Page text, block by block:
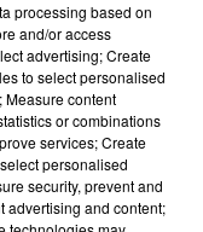
Vierge
processing based on
and/or access
advertising; Create
to select personalised
Measure content
or combinations
services; Create
personalised
security, prevent and
advertising and content;